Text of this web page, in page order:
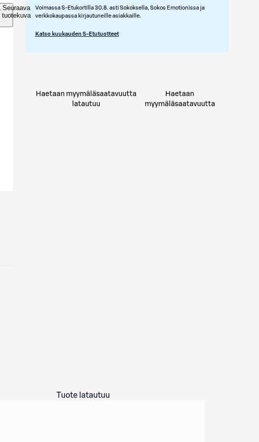
Seuraava
tuotekuva
Voimassa S-Etukortilla 30.8. asti Sokoksella, Sokos Emotionissa ja
verkkokaupassa kirjautuneille asiakkaille.
Katso kuukauden S-Etutuotteet
Haetaan myymäläsaatavuutta
latautuu
Haetaan
myymäläsaatavuutta
Tuote latautuu